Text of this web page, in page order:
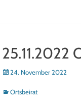
25.11.2022
Posted24. November 2022
Kategorien
Ortsbeirat